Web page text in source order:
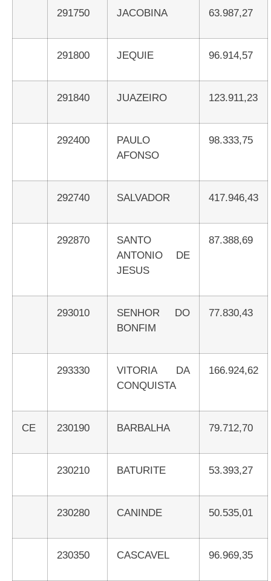
291750 JACOBINA 63.987,27
291800 JEQUIE 96.914,57
291840 JUAZEIRO 123.911,23
292400
PAULO
AFONSO
98.333,75
292740 SALVADOR 417.946,43
292870
SANTO
ANTONIO DE
JESUS
87.388,69
293010
SENHOR DO
BONFIM
77.830,43
293330
VITORIA DA
CONQUISTA
166.924,62
CE 230190 BARBALHA 79.712,70
230210 BATURITE 53.393,27
230280 CANINDE 50.535,01
230350 CASCAVEL 96.969,35